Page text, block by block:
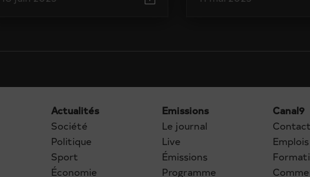
Actualités
Société
Politique
Sport
Économie
Emissions
Le journal
Live
Émissions
Programme
Canal9
Contact
Emplois